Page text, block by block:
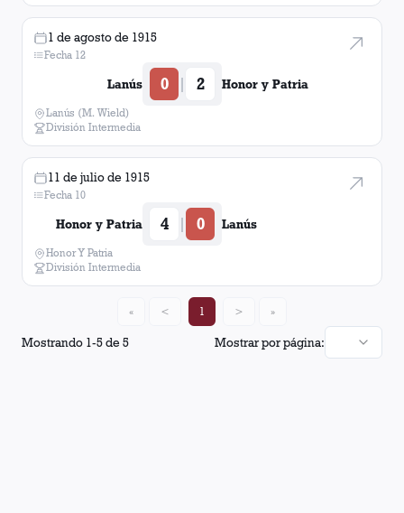
1 de agosto de 1915
Fecha 12
Lanús 0 | 2 Honor y Patria
Lanús (M. Wield)
División Intermedia
11 de julio de 1915
Fecha 10
Honor y Patria 4 | 0 Lanús
Honor Y Patria
División Intermedia
Mostrando 1-5de5 Mostrar por página:
« < 1 > »